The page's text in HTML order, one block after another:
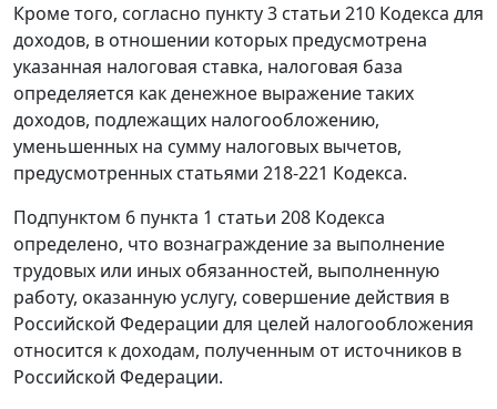
Кроме того, согласно пункту 3 статьи 210 Кодекса для
доходов, в отношении которых предусмотрена
указанная налоговая ставка, налоговая база
определяется как денежное выражение таких
доходов, подлежащих налогообложению,
уменьшенных на сумму налоговых вычетов,
предусмотренных статьями 218-221 Кодекса.
Подпунктом 6 пункта 1 статьи 208 Кодекса
определено, что вознаграждение за выполнение
трудовых или иных обязанностей, выполненную
работу, оказанную услугу, совершение действия в
Российской Федерации для целей налогообложения
относится к доходам, полученным от источников в
Российской Федерации.